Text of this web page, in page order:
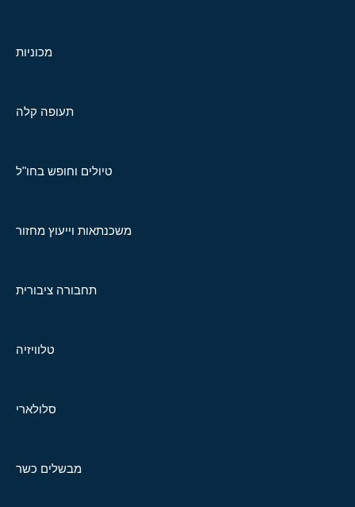
מכוניות
תעופה קלה
טיולים וחופש בחו"ל
משכנתאות וייעוץ מחזור
תחבורה ציבורית
טלוויזיה
סלולארי
מבשלים כשר